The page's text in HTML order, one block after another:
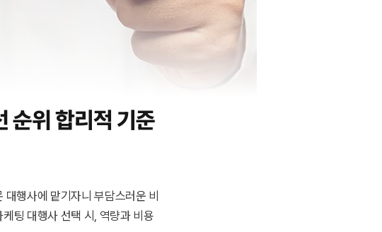
순위 합리적 기준
행사에 맡기자니 부담스러운 비
팅 대행사 선택 시, 역량과 비용